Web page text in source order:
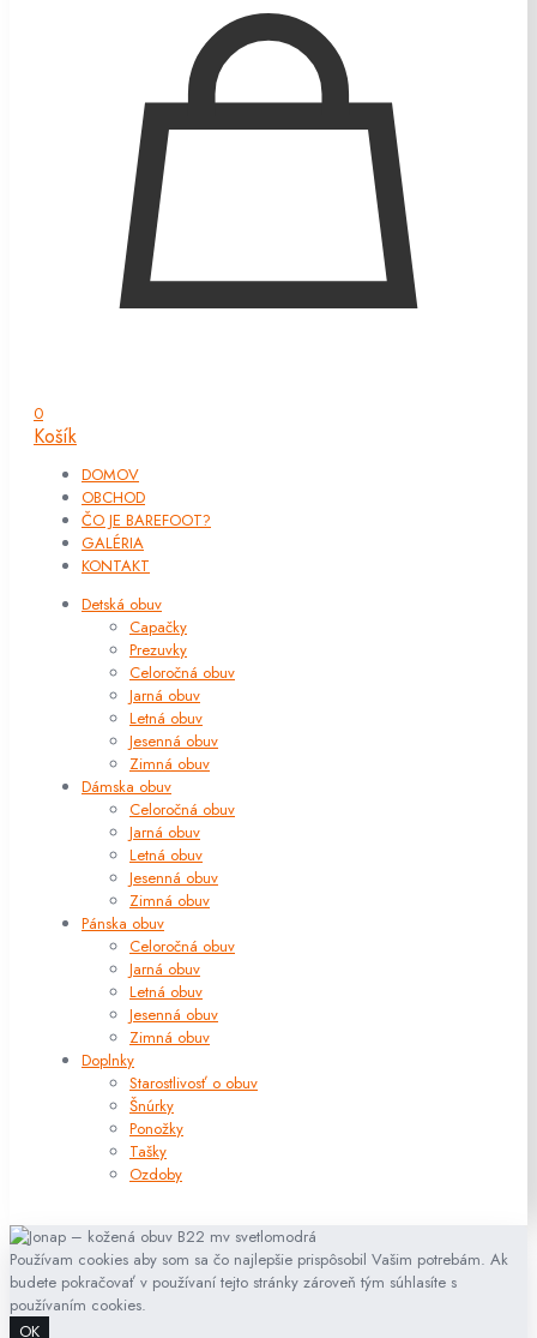
0
Košík
DOMOV
OBCHOD
ČO JE BAREFOOT?
GALÉRIA
KONTAKT
Detská obuv
Capačky
Prezuvky
Celoročná obuv
Jarná obuv
Letná obuv
Jesenná obuv
Zimná obuv
Dámska obuv
Celoročná obuv
Jarná obuv
Letná obuv
Jesenná obuv
Zimná obuv
Pánska obuv
Celoročná obuv
Jarná obuv
Letná obuv
Jesenná obuv
Zimná obuv
Doplnky
Starostlivosť o obuv
Šnúrky
Ponožky
Tašky
Ozdoby
Používam cookies aby som sa čo najlepšie prispôsobil Vašim potrebám. Ak
budete pokračovať v používaní tejto stránky zároveň tým súhlasíte s
používaním cookies.
OK